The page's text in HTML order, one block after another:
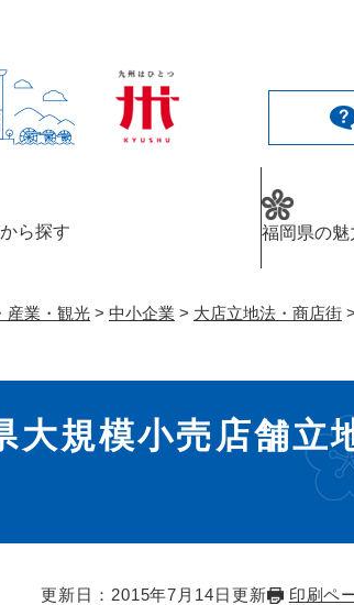
ら探す 福岡県の魅
産業・観光 > 中小企業 > 大店立地法・商店街 >
大規模小売店舗立
更新日：2015年7月14日更新 印刷ペ